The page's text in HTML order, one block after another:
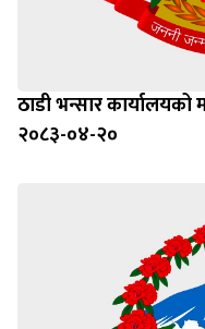
ठाडी भन्सार
२०८३-०४-२०